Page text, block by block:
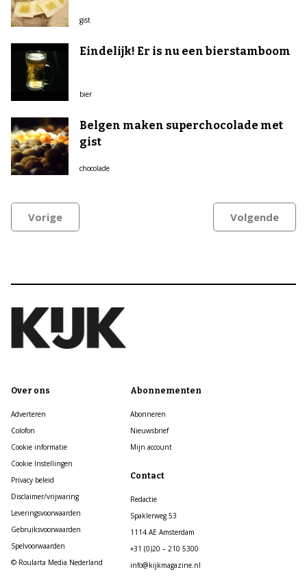
gist
Eindelijk! Er is nu een bierstamboom
bier
Belgen maken superchocolade met
gist
chocolade
Vorige Volgende
Over ons
Adverteren
Colofon
Cookie informatie
Cookie Instellingen
Privacy beleid
Disclaimer/vrijwaring
Leveringsvoorwaarden
Gebruiksvoorwaarden
Spelvoorwaarden
© Roularta Media Nederland
Abonnementen
Abonneren
Nieuwsbrief
Mijn account
Contact
Redactie
Spaklerweg 53
1114 AE Amsterdam
+31 (0)20 – 210 5300
info@kijkmagazine.nl